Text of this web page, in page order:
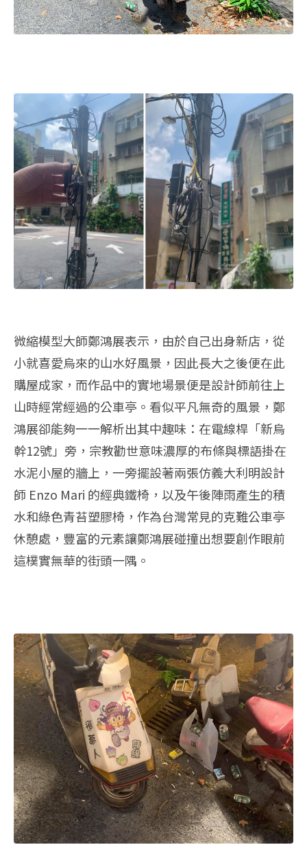
微縮模型大師鄭鴻展表示，由於自己出身新店，從
小就喜愛烏來的山水好風景，因此長大之後便在此
購屋成家，而作品中的實地場景便是設計師前往上
山時經常經過的公車亭。看似平凡無奇的風景，鄭
鴻展卻能夠一一解析出其中趣味：在電線桿「新烏
幹12號」旁，宗教勸世意味濃厚的布條與標語掛在
水泥小屋的牆上，一旁擺設著兩張仿義大利明設計
師 Enzo Mari 的經典鐵椅，以及午後陣雨產生的積
水和綠色青苔塑膠椅，作為台灣常見的克難公車亭
休憩處，豐富的元素讓鄭鴻展碰撞出想要創作眼前
這樸實無華的街頭一隅。